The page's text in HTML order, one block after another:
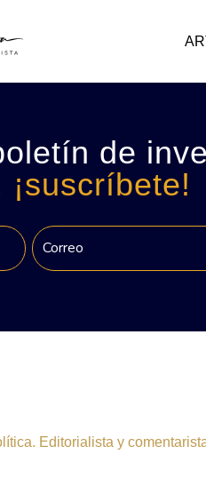
de
¡suscríbete!
Editorialista y